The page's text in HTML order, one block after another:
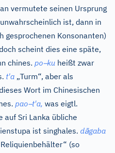
vermutete seinen Ursprung
ist, dann in
gesprochenen Konsonanten)
scheint dies eine späte,
chines. po–ku heißt zwar
t'a „Turm“, aber als
Wort im Chinesischen
pao–t'a, was eigtl.
auf Sri Lanka übliche
ist singhales. dāgaba
(so